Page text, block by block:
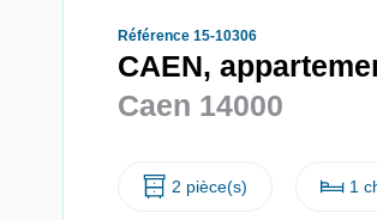
Référence 15-10306
CAEN,
Caen 14000
2 pièce(s) 1